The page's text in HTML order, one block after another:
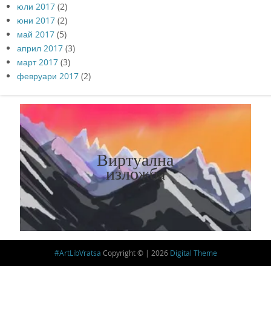
юли 2017 (2)
юни 2017 (2)
май 2017 (5)
април 2017 (3)
март 2017 (3)
февруари 2017 (2)
Виртуална
изложба
#ArtLibVratsa Copyright © | 2026 Digital Theme